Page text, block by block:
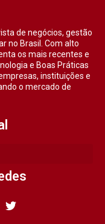
de negócios, gestão
no Brasil. Com alto
os mais recentes e
e Boas Práticas
instituições e
o mercado de